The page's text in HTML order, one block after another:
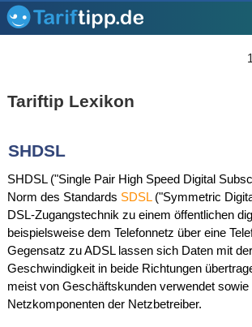
Tariftip Lexikon
SHDSL
SHDSL ("Single Pair High Speed Digital
Norm des Standards SDSL("Symmetric
DSL-Zugangstechnik zu einem öffentlichen
beispielsweise dem Telefonnetz über eine
Gegensatz zu ADSL lassen sich Daten mit
Geschwindigkeit in beide Richtungen
meist von Geschäftskunden verwendet sowie
Netzkomponenten der Netzbetreiber.